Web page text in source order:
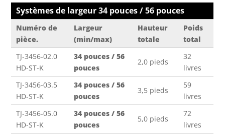
Systèmes de largeur 34 pouces / 56 pouces
Numéro de
pièce.
Largeur
(min/max)
Hauteur
totale
Poids
total
TJ-3456-02.0
HD-ST-K
34 pouces / 56
pouces
2,0 pieds
32
livres
TJ-3456-03.5
HD-ST-K
34 pouces / 56
pouces
3,5 pieds
59
livres
TJ-3456-05.0
HD-ST-K
34 pouces / 56
pouces
5,0 pieds
72
livres